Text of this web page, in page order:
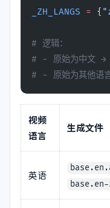
_ZH_LANGS = {
# 逻辑：
# - 原始为中文
# - 原始为其他
视频
语言
生成文件
英语